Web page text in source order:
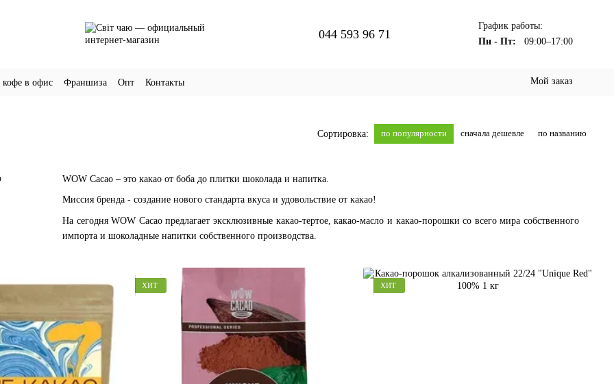
044 593 96 71
График работы:
Пн - Пт:
09:00–17:00
в офис Франшиза Опт Контакты Мой заказ
Сортировка: по популярности сначала дешевле по названию
WOW Cacao – это какао от боба до плитки шоколада и напитка.
Миссия бренда - создание нового стандарта вкуса и удовольствие от какао!
На сегодня WOW Cacao предлагает эксклюзивные какао-тертое, какао-масло и какао-порошки со всего мира собственного
импорта и шоколадные напитки собственного производства.
ХИТ ХИТ